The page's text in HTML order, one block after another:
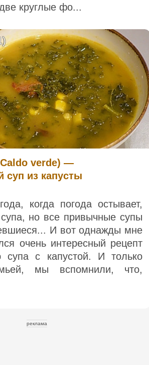
круглые фо...
verde) —
суп из капусты
когда погода остывает,
супа, но все привычные супы
И вот однажды мне
очень интересный рецепт
супа с капустой. И только
мы вспомнили, что,
реклама